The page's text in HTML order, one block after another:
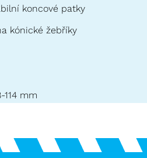
koncové patky
kónické žebříky
mm